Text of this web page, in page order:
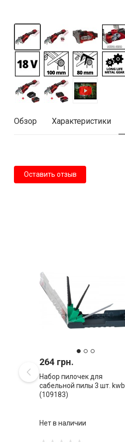
Обзор Характеристики
Оставить отзыв
264 грн.
Набор пилочек для
сабельной пилы 3 шт. kwb
(109183)
Нет в наличии